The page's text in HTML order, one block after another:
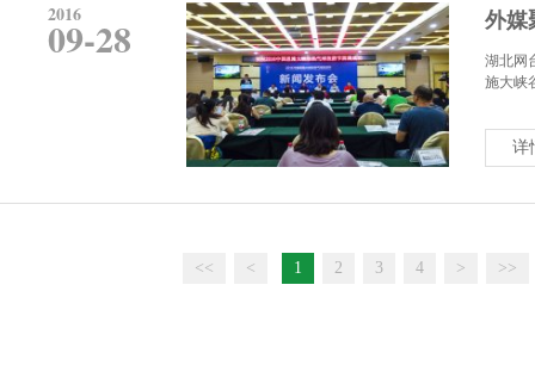
2016
09-28 外媒
湖北网
施大峡
详
<< < 1 2 3 4 > >>